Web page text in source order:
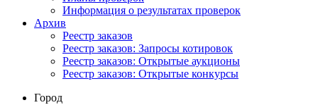
Информация о результатах проверок
Архив
Реестр заказов
Реестр заказов: Запросы котировок
Реестр заказов: Открытые аукционы
Реестр заказов: Открытые конкурсы
Город